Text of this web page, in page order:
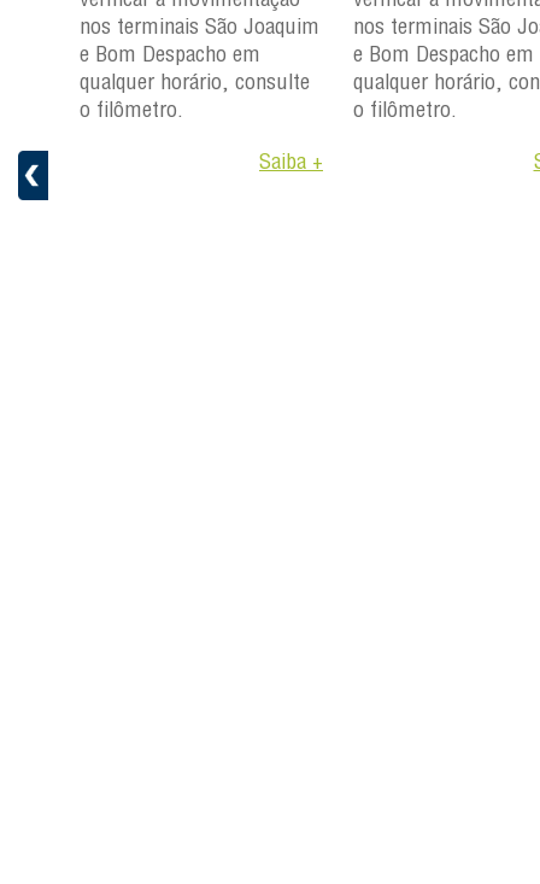
+
nos terminais São Joaquim
e Bom Despacho em
qualquer horário, consulte
o filômetro.
Saiba +
nos terminais São
e Bom Despacho em
qualquer horário,
o filômetro.